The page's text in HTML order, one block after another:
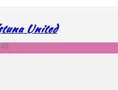
United